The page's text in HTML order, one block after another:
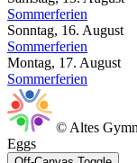
Sommerferien
Sonntag, 16. August
Sommerferien
Montag, 17. August
Sommerferien
© Altes
Eggs